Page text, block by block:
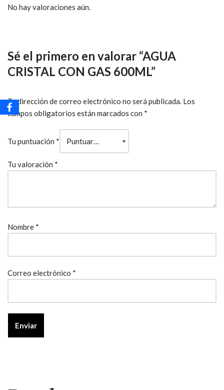
No hay valoraciones aún.
Sé el primero en valorar “AGUA
CRISTAL CON GAS 600ML”
Tu dirección de correo electrónico no será publicada. Los
campos obligatorios están marcados con *
Tu puntuación *
Tu valoración *
Nombre *
Correo electrónico *